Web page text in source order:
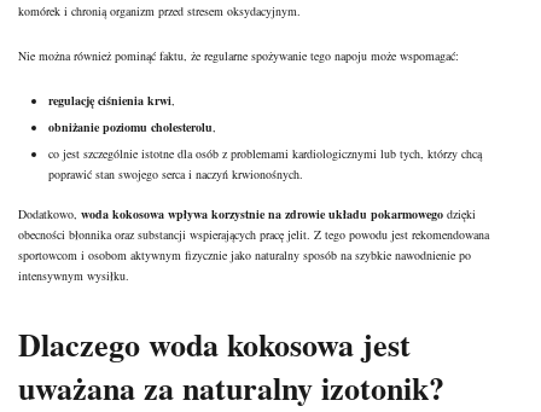
komórek i chronią organizm przed stresem oksydacyjnym.
Nie można również pominąć faktu, że regularne spożywanie tego napoju może wspomagać:
regulację ciśnienia krwi
obniżanie poziomu cholesterolu
co jest szczególnie istotne dla osób z problemami kardiologicznymi lub tych, którzy chcą
poprawić stan swojego serca i naczyń krwionośnych.
Dodatkowo, woda kokosowa wpływa korzystnie na zdrowie układu pokarmowego dzięki
obecności błonnika oraz substancji wspierających pracę jelit. Z tego powodu jest rekomendowana
sportowcom i osobom aktywnym fizycznie jako naturalny sposób na szybkie nawodnienie po
intensywnym wysiłku.
Dlaczego woda kokosowa jest
uważana za naturalny izotonik?